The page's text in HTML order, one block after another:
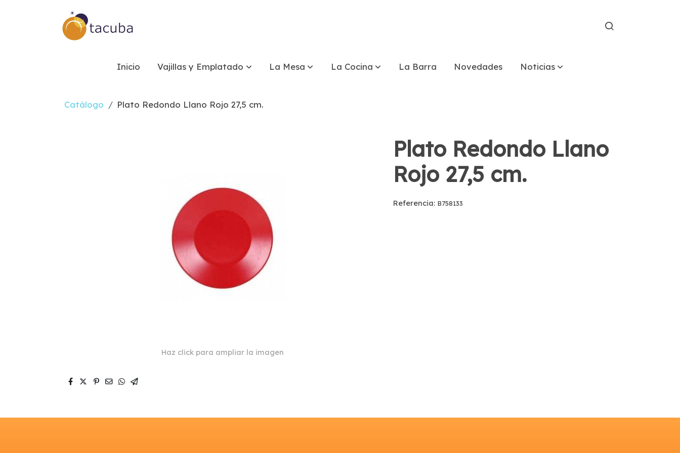
Inicio Vajillas y Emplatado La Mesa La Cocina La Barra Novedades Noticias
Catálogo Plato Redondo Llano Rojo 27,5 cm.
Haz click para ampliar la imagen
Plato Redondo Llano
Rojo 27,5 cm.
Referencia: B758133